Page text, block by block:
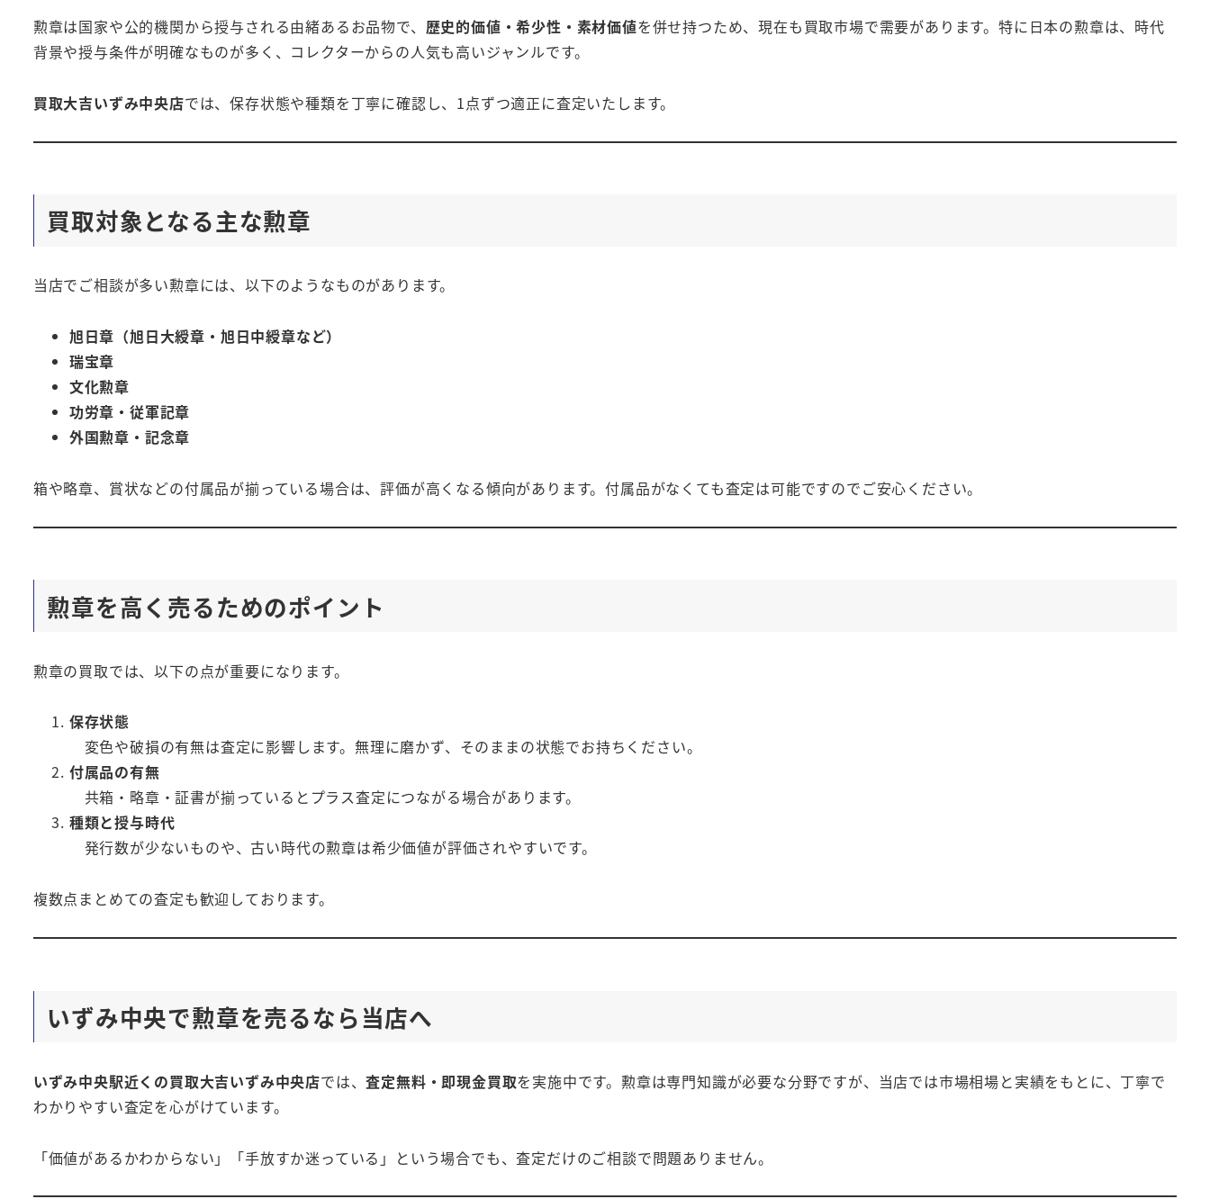
勲章は国家や公的機関から授与される由緒あるお品物で、 歴史的価値・希少性・素材価値を併せ持つため、現在も買取市場で需要があります。特に日本の勲章は、時代
背景や授与条件が明確なものが多く、コレクターからの人気も高いジャンルです。
買取大吉いずみ中央店では、保存状態や種類を丁寧に確認し、1点ずつ適正に査定いたします。
買取対象となる主な勲章
当店でご相談が多い勲章には、以下のようなものがあります。
旭日章（旭日大綬章・旭日中綬章など）
瑞宝章
文化勲章
功労章・従軍記章
外国勲章・記念章
箱や略章、賞状などの付属品が揃っている場合は、評価が高くなる傾向があります。付属品がなくても査定は可能ですのでご安心ください。
勲章を高く売るためのポイント
勲章の買取では、以下の点が重要になります。
保存状態
変色や破損の有無は査定に影響します。無理に磨かず、そのままの状態でお持ちください。
付属品の有無
共箱・略章・証書が揃っているとプラス査定につながる場合があります。
種類と授与時代
発行数が少ないものや、古い時代の勲章は希少価値が評価されやすいです。
複数点まとめての査定も歓迎しております。
いずみ中央で勲章を売るなら当店へ
いずみ中央駅近くの買取大吉いずみ中央店では、査定無料・即現金買取を実施中です。勲章は専門知識が必要な分野ですが、当店では市場相場と実績をもとに、丁寧で
わかりやすい査定を心がけています。
「価値があるかわからない」「手放すか迷っている」という場合でも、査定だけのご相談で問題ありません。